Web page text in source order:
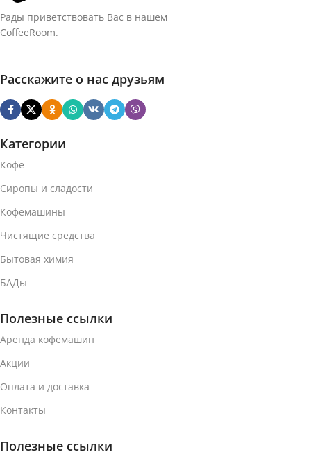
Рады приветствовать Вас в нашем
CoffeeRoom.
Расскажите о нас друзьям
Категории
Кофе
Сиропы и сладости
Кофемашины
Чистящие средства
Бытовая химия
БАДы
Полезные ссылки
Аренда кофемашин
Акции
Оплата и доставка
Контакты
Полезные ссылки